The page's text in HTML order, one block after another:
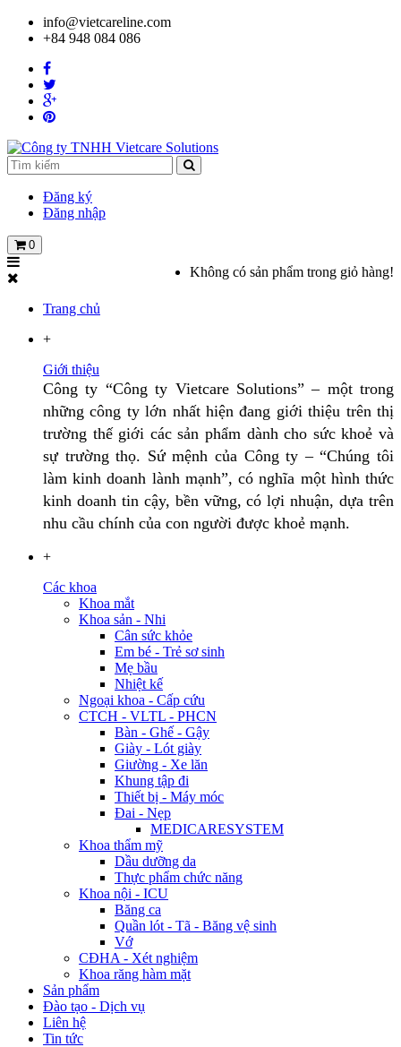
info@vietcareline.com
+84 948 084 086
Đăng ký
Đăng nhập
0
Không có sản phẩm trong giỏ hàng!
Trang chủ
+
Giới thiệu
Công ty “Công ty Vietcare Solutions” – một trong
những công ty lớn nhất hiện đang giới thiệu trên thị
trường thế giới các sản phẩm dành cho sức khoẻ và
sự trường thọ. Sứ mệnh của Công ty – “Chúng tôi
làm kinh doanh lành mạnh”, có nghĩa một hình thức
kinh doanh tin cậy, bền vững, có lợi nhuận, dựa trên
nhu cầu chính của con người được khoẻ mạnh.
+
Các khoa
Khoa mắt
Khoa sản - Nhi
Cân sức khỏe
Em bé - Trẻ sơ sinh
Mẹ bầu
Nhiệt kế
Ngoại khoa - Cấp cứu
CTCH - VLTL - PHCN
Bàn - Ghế - Gậy
Giày - Lót giày
Giường - Xe lăn
Khung tập đi
Thiết bị - Máy móc
Đai - Nẹp
MEDICARESYSTEM
Khoa thẩm mỹ
Dầu dưỡng da
Thực phẩm chức năng
Khoa nội - ICU
Băng ca
Quần lót - Tã - Băng vệ sinh
Vớ
CĐHA - Xét nghiệm
Khoa răng hàm mặt
Sản phẩm
Đào tạo - Dịch vụ
Liên hệ
Tin tức